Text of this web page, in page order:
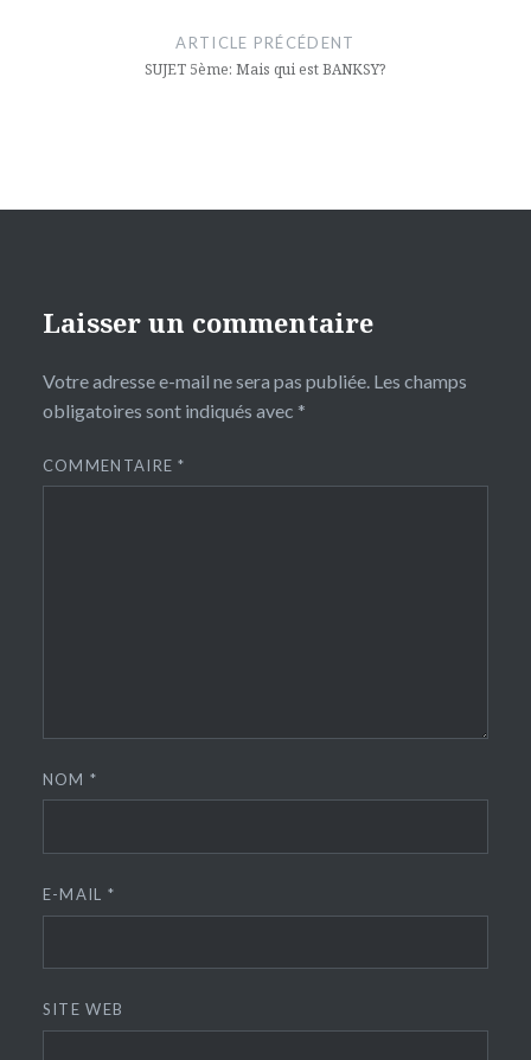
ARTICLE PRÉCÉDENT
SUJET 5ème: Mais qui est BANKSY?
Laisser un commentaire
Votre adresse e-mail ne sera pas publiée. Les champs
obligatoires sont indiqués avec *
COMMENTAIRE*
NOM*
E-MAIL *
SITE WEB